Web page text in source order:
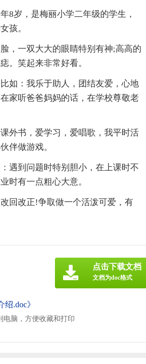
8岁，是梅丽小学二年级的学生，
孩。
，一双大大的眼睛特别有神;高高的
。笑起来非常好看。
如：我乐于助人，团结友爱，心地
家听爸爸妈妈的话，在学校尊敬老
外书，爱学习，爱唱歌，我平时活
伴做游戏。
遇到问题时特别胆小，在上课时不
时有一点粗心大意。
回改正!争取做一个活泼可爱，有
绍.doc》
电脑，方便收藏和打印
点击下载文档
文档为doc格式